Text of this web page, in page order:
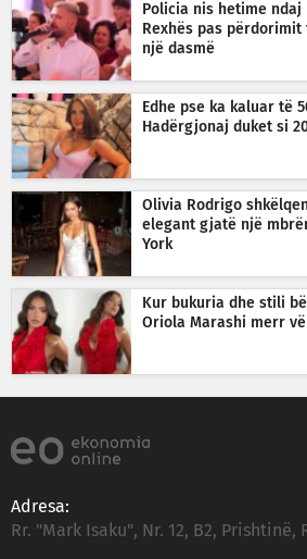
Policia nis hetime ndaj
Rexhës pas
një dasmë
Edhe pse ka kaluar të
Hadërgjonaj duket si
Olivia Rodrigo
elegant gjatë një
York
Kur bukuria dhe stili
Oriola Marashi merr
Adresa:
Rr. "Mark Isaku", Nr. 12, B2, Prishtinë,